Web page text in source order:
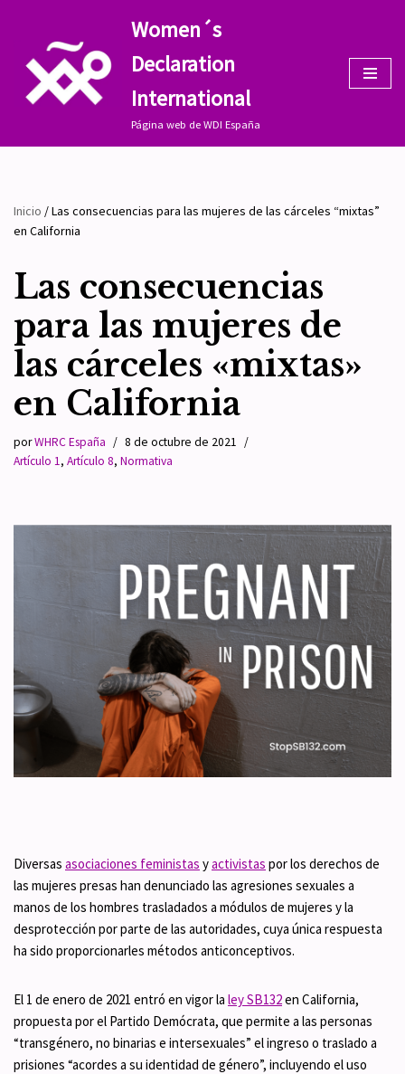
contenido
Women´s
Declaration
International
Página web de WDI España
Inicio /Las consecuencias para las mujeres de las cárceles “mixtas”
en California
Las consecuencias
para las mujeres de
las cárceles «mixtas»
en California
porWHRC España
8 de octubre de 2021
Artículo 1, Artículo 8, Normativa
Diversas asociaciones feministas yactivistas por los derechos de
las mujeres presas han denunciado las agresiones sexuales a
manos de los hombres trasladados a módulos de mujeres y la
desprotección por parte de las autoridades, cuya única respuesta
ha sido proporcionarles métodos anticonceptivos.
El 1 de enero de 2021 entró en vigor la ley SB132en California,
propuesta por el Partido Demócrata, que permite a las personas
“transgénero, no binarias e intersexuales” el ingreso o traslado a
prisiones “acordes a su identidad de género”, incluyendo el uso